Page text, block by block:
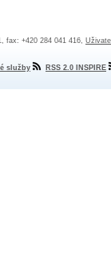
fax: +420 284 041 416,
služby RSS 2.0 INSPIRE